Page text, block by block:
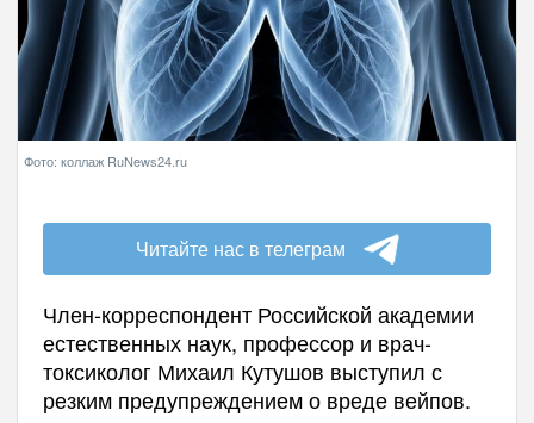
Фото: коллаж RuNews24.ru
Читайте нас в телеграм
Член-корреспондент Российской академии
естественных наук, профессор и врач-
токсиколог Михаил Кутушов выступил с
резким предупреждением о вреде вейпов.